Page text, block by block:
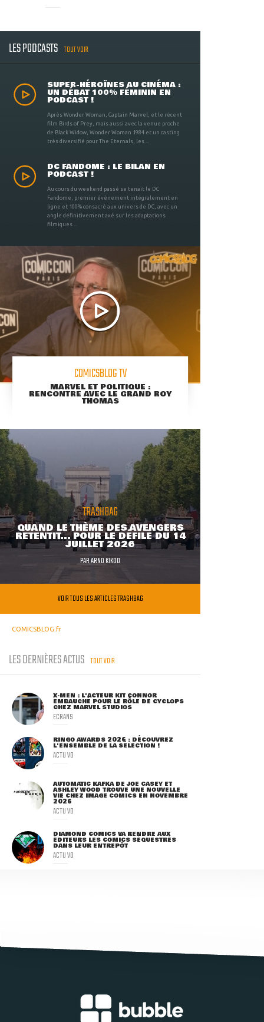
LES PODCASTS TOUT VOIR
SUPER-HÉROÏNES AU CINÉMA :
UN DÉBAT 100% FÉMININ EN
PODCAST !
Après Wonder Woman, Captain Marvel, et le récent
film Birds of Prey, mais aussi avec la venue proche
de Black Widow, Wonder Woman 1984 et un casting
très diversifié pour The Eternals, les ...
DC FANDOME : LE BILAN EN
PODCAST !
Au cours du weekend passé se tenait le DC
Fandome, premier évènement intégralement en
ligne et 100% consacré aux univers de DC, avec un
angle définitivement axé sur les adaptations
filmiques ...
COMICSBLOG TV
MARVEL ET POLITIQUE :
RENCONTRE AVEC LE GRAND ROY
THOMAS
TRASHBAG
QUAND LE THÈME DES AVENGERS
RETENTIT... POUR LE DÉFILÉ DU 14
JUILLET 2026
PARARNO KIKOO
VOIR TOUS LES ARTICLES TRASHBAG
COMICSBLOG.fr
LES DERNIÈRES ACTUS TOUT VOIR
X-MEN : L'ACTEUR KIT CONNOR
EMBAUCHÉ POUR LE RÔLE DE CYCLOPS
CHEZ MARVEL STUDIOS
ECRANS
RINGO AWARDS 2026 : DÉCOUVREZ
L'ENSEMBLE DE LA SÉLECTION !
ACTU VO
AUTOMATIC KAFKA DE JOE CASEY ET
ASHLEY WOOD TROUVE UNE NOUVELLE
VIE CHEZ IMAGE COMICS EN NOVEMBRE
2026
ACTU VO
DIAMOND COMICS VA RENDRE AUX
ÉDITEURS LES COMICS SÉQUESTRÉS
DANS LEUR ENTREPÔT
ACTU VO